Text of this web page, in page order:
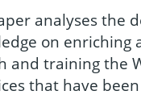
analyses the
on enriching
and training the
that have